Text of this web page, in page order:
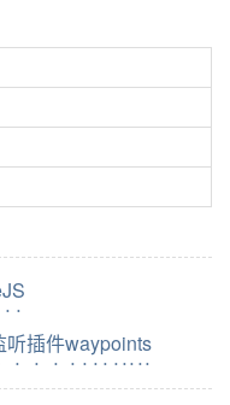
插件waypoints